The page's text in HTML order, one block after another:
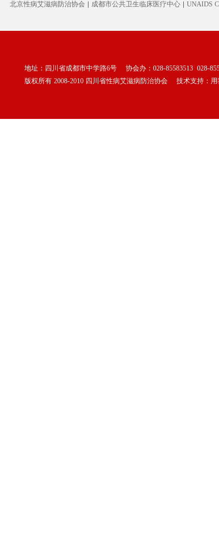
北京性病艾滋病防治协会 成都市公共卫生临床医疗中心 UNAIDS
地址：四川省成都市中学路6号 协会办：028-85583513 028-
版权所有 2008-2010 四川省性病艾滋病防治协会 技术支持：